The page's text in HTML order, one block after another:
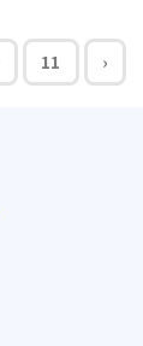
11 ›